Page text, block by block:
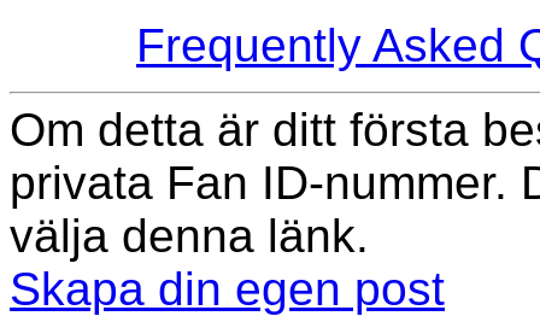
Frequently Asked
Om detta är ditt första
privata Fan ID-nummer.
välja denna länk.
Skapa din egen post